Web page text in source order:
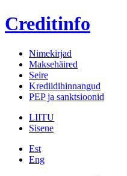
Creditinfo
Nimekirjad
Maksehäired
Seire
Krediidihinnangud
PEP ja sanktsioonid
LIITU
Sisene
Est
Eng